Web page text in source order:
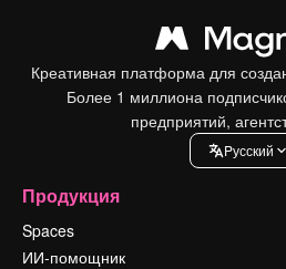
Креативная платформа для
Более 1 миллиона
предприятий,
Pусский
Продукция
Spaces
ИИ-помощник